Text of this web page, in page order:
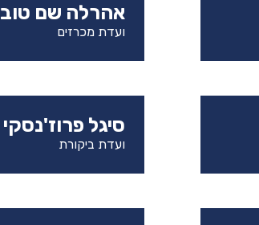
אהרלה שם טוב
ועדת מכרזים
סיגל פרוז'נסקי
ועדת ביקורת